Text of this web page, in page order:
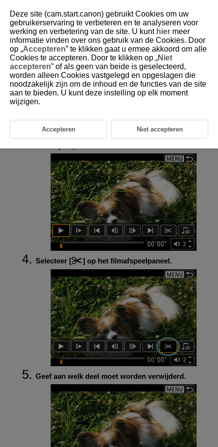
D101-117
De eerste en laatste scènes van
een film bewerken
Druk in de weergave van één beeld op
De film wordt afgespeeld.
Selecteer [ ] op het filmafspeelpaneel.
Geef aan welk deel moet worden verwijderd.
Deze site (cam.start.canon) gebruikt Cookies om uw
gebruikerservaring te verbeteren en te analyseren voor
werking en verbetering van de site. U kunt hier meer
informatie vinden over ons gebruik van de Cookies. Door
op „Accepteren” te klikken gaat u ermee akkoord om alle
Cookies te accepteren. Door te klikken op „Niet
accepteren” of als geen van beide is geselecteerd,
worden alleen Cookies vastgelegd en opgeslagen die
noodzakelijk zijn om de inhoud en de functies van de site
aan te bieden. U kunt deze instelling op elk moment
wijzigen.
Accepteren Niet accepteren